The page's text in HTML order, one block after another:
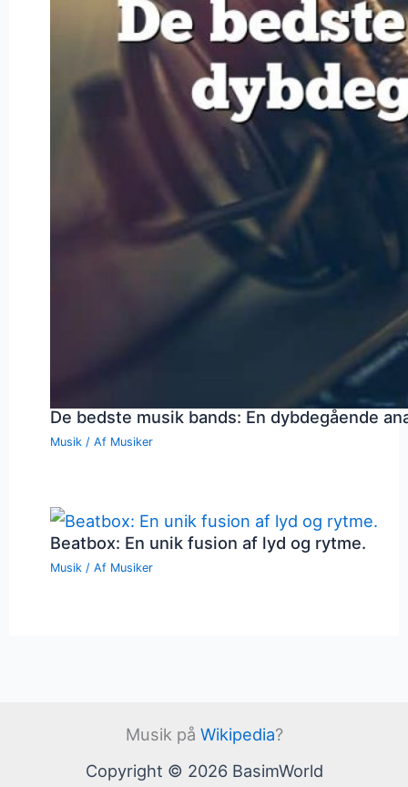
De bedste musik bands: En dybdegående
Musik / Af Musiker
Beatbox: En unik fusion af lyd og rytme.
Musik / Af Musiker
Musik på Wikipedia?
Copyright © 2026 BasimWorld